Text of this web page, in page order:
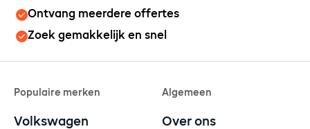
Ontvang meerdere offertes
Zoek gemakkelijk en snel
Populaire merken
Volkswagen
Algemeen
Over ons